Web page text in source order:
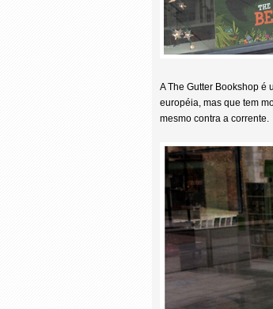
A The Gutter Bookshop é
européia, mas que tem
mesmo contra a corrente.